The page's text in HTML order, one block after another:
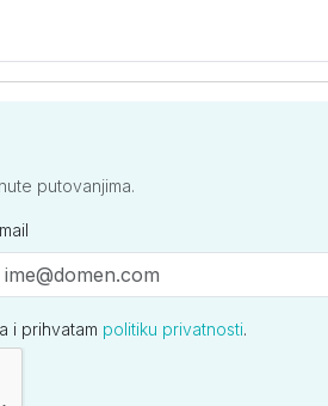
putovanjima.
i prihvatam politiku privatnosti.